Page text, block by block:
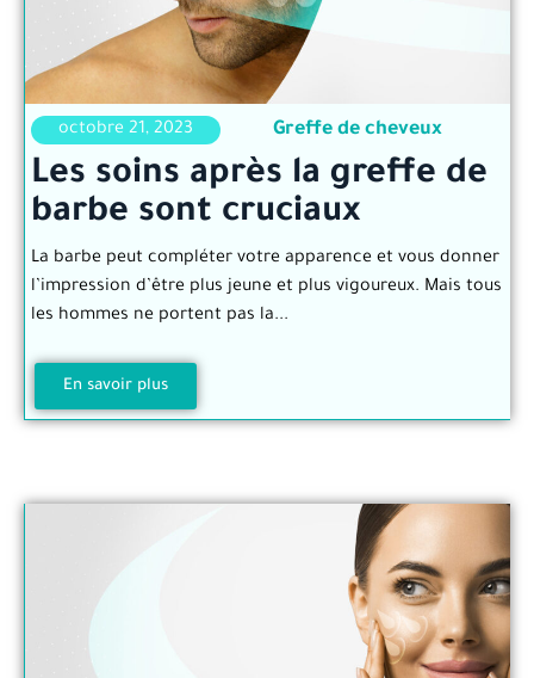
octobre 21, 2023 Greffe de cheveux
Les soins après la greffe de
barbe sont cruciaux
La barbe peut compléter votre apparence et vous donner
l’impression d’être plus jeune et plus vigoureux. Mais tous
les hommes ne portent pas la...
En savoir plus